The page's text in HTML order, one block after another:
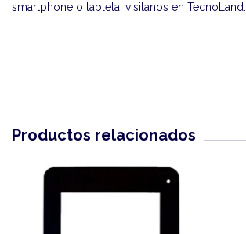
smartphone o tableta, visitanos en TecnoLand.
Productos relacionados